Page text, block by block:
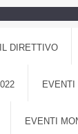
IL DIRETTIVO
EVENTI
EVENTI